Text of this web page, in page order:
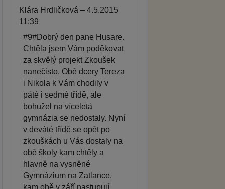
Klára Hrdličková – 4.5.2015
11:39
#9#Dobrý den pane Husare.
Chtěla jsem Vám poděkovat
za skvělý projekt Zkoušek
nanečisto. Obě dcery Tereza
i Nikola k Vám chodily v
páté i sedmé třídě, ale
bohužel na víceletá
gymnázia se nedostaly. Nyní
v deváté třídě se opět po
zkouškách u Vás dostaly na
obě školy kam chtěly a
hlavně na vysněné
Gymnázium na Zatlance,
kam obě v září nastupují.